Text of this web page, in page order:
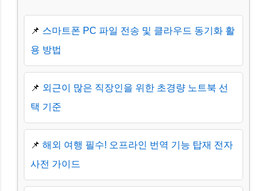
📌 스마트폰 PC 파일 전송 및 클라우드 동기화 활
용 방법
📌 외근이 많은 직장인을 위한 초경량 노트북 선
택 기준
📌 해외 여행 필수! 오프라인 번역 기능 탑재 전자
사전 가이드